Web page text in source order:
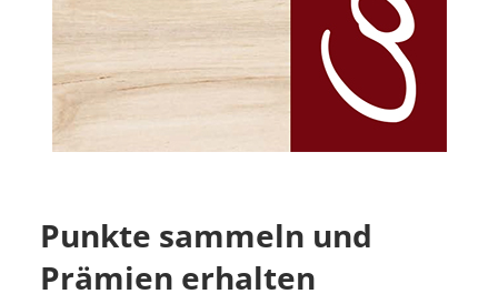
Punkte sammeln und
Prämien erhalten